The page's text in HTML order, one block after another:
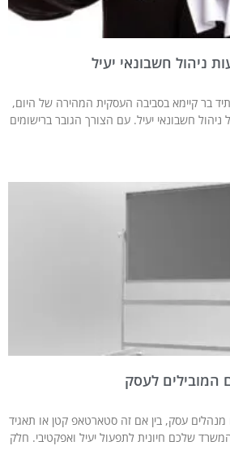
ניהול חשבונאי יעיל
בר קיימא בסביבה העסקית המהירה של היום,
ניהול חשבונאי יעיל. עם הצורך הגובר ברישומים
המובילים לעסק
עסק, בין אם זה סטארטאפ קטן או תאגיד
שלכם חיונית לתפעול יעיל ואפקטיבי. חלק